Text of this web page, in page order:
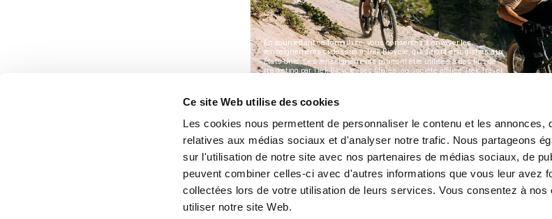
Ce site Web utilise des cookies
Les cookies nous permettent de personnaliser le contenu et les annonces,
relatives aux médias sociaux et d'analyser notre trafic. Nous partageons
sur l'utilisation de notre site avec nos partenaires de médias sociaux, de
peuvent combiner celles-ci avec d'autres informations que vous leur avez
collectées lors de votre utilisation de leurs services. Vous consentez à
utiliser notre site Web.